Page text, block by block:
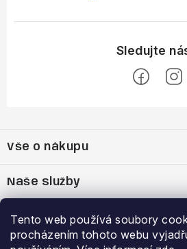
Tento web používá soubory
procházením tohoto webu
p
t
Vše o nákupu
Reklamační řád
Naše služby
Bootfitting - tvarování lyžařských
Výhody a slevy
Garance nejnižší ceny